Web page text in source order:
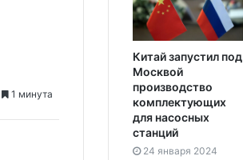
1 минута
Китай запустил под
Москвой
производство
комплектующих
для насосных
станций
24 января 2024